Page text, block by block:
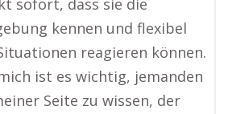
sofort, dass sie die
kennen und flexibel
reagieren können.
ist es wichtig, jemanden
Seite zu wissen, der